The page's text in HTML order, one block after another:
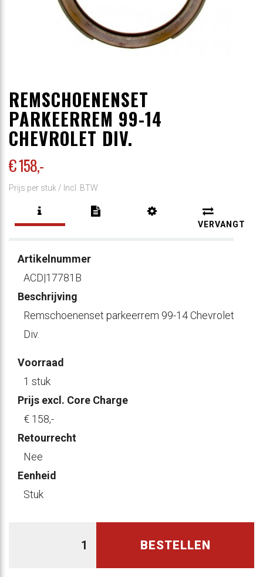
REMSCHOENENSET
PARKEERREM 99-14
CHEVROLET DIV.
€ 158,-
Prijs per stuk / Incl. BTW
VERVANGT
Artikelnummer
ACD|17781B
Beschrijving
Remschoenenset parkeerrem 99-14 Chevrolet
Div.
Voorraad
1 stuk
Prijs excl. Core Charge
€ 158,-
Retourrecht
Nee
Eenheid
Stuk
BESTELLEN